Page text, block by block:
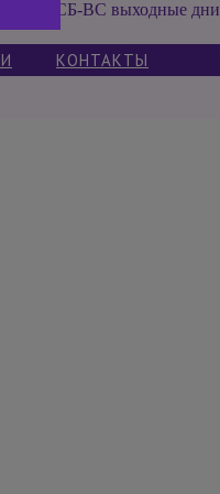
СБ-ВС выходные дни
КОНТАКТЫ